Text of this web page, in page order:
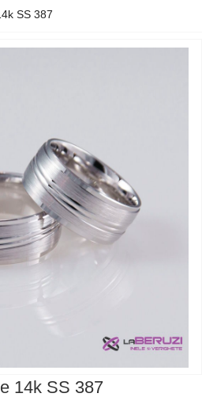
SS 387
14k SS 387